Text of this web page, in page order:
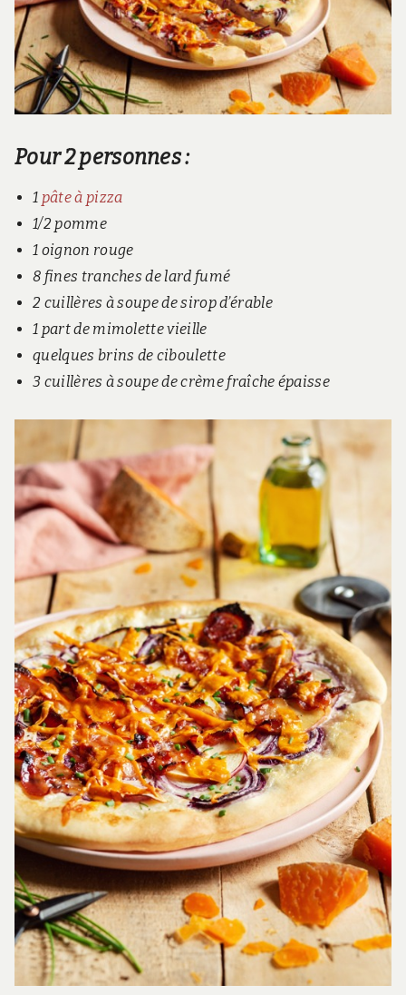
Pour 2 personnes :
1 pâte à pizza
1/2 pomme
1 oignon rouge
8 fines tranches de lard fumé
2 cuillères à soupe de sirop d’érable
1 part de mimolette vieille
quelques brins de ciboulette
3 cuillères à soupe de crème fraîche épaisse